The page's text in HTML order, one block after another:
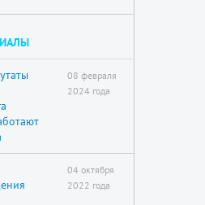
08 февраля
2024 года
04 октября
2022 года